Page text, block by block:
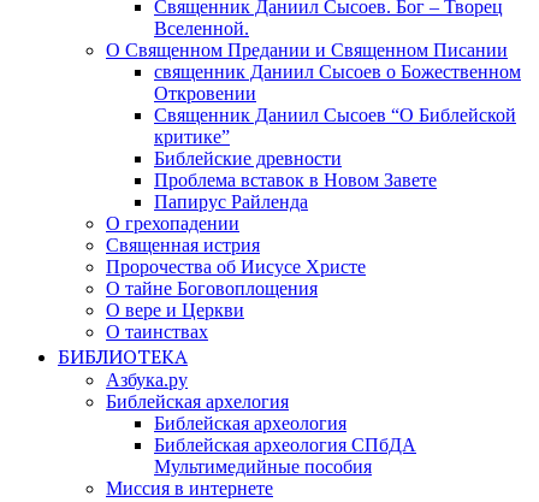
Священник Даниил Сысоев. Бог – Творец
Вселенной.
О Священном Предании и Священном Писании
священник Даниил Сысоев о Божественном
Откровении
Священник Даниил Сысоев “О Библейской
критике”
Библейские древности
Проблема вставок в Новом Завете
Папирус Райленда
О грехопадении
Священная истрия
Пророчества об Иисусе Христе
О тайне Боговоплощения
О вере и Церкви
О таинствах
БИБЛИОТЕКА
Азбука.ру
Библейская архелогия
Библейская археология
Библейская археология СПбДА
Мультимедийные пособия
Миссия в интернете